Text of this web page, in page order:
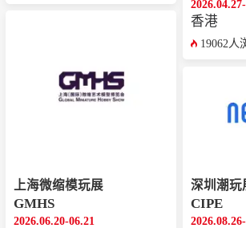
上海微缩模玩展
GMHS
2026.06.20-06.21
香港
19062人
深圳潮玩
CIPE